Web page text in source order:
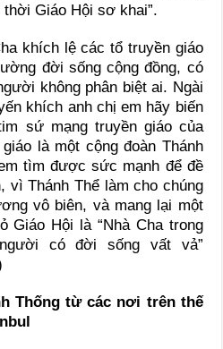
Giáo Hội sơ khai”.
khích lệ các tổ truyền giáo
đời sống cộng đồng, có
không phân biệt ai. Ngài
khích anh chị em hãy biến
sứ mạng truyền giáo của
là một cộng đoàn Thánh
tìm được sức mạnh để đề
vì Thánh Thể làm cho chúng
vô biên, và mang lại một
Giáo Hội là “Nhà Cha trong
có đời sống vất vả”
Thống từ các nơi trên thế